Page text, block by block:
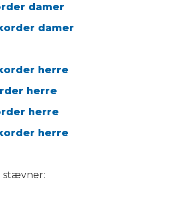
damer
damer
herre
herre
herre
herre
stævner: